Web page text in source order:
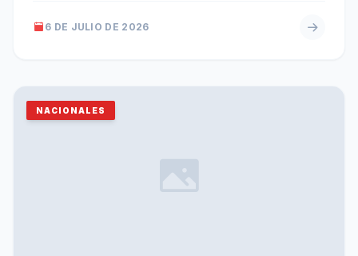
6 DE JULIO DE 2026
NACIONALES